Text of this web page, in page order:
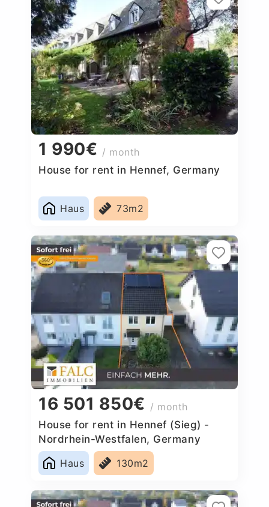
1 990€ / month
House for rent in Hennef, Germany
Haus 73m2
16 501 850€ / month
House for rent in Hennef (Sieg) -
Nordrhein-Westfalen, Germany
Haus
130m2